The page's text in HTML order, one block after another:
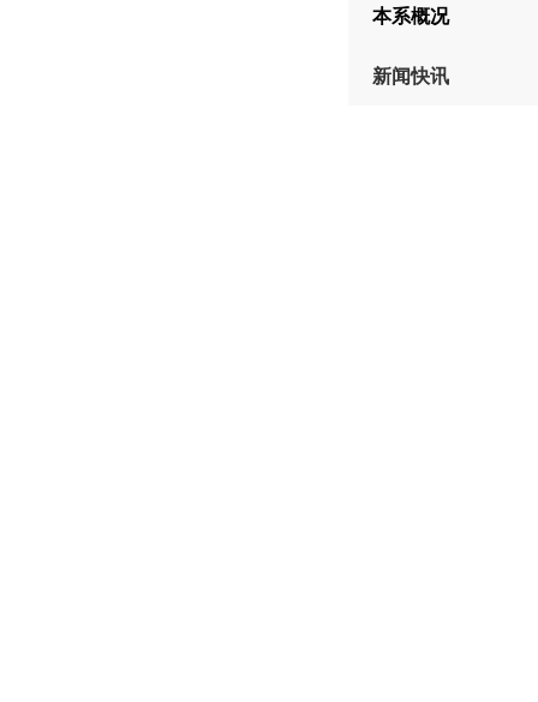
本系概况
新闻快讯